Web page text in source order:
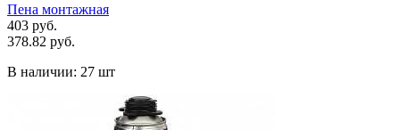
Пена монтажная
403 руб.
378.82 руб.
В наличии: 27 шт